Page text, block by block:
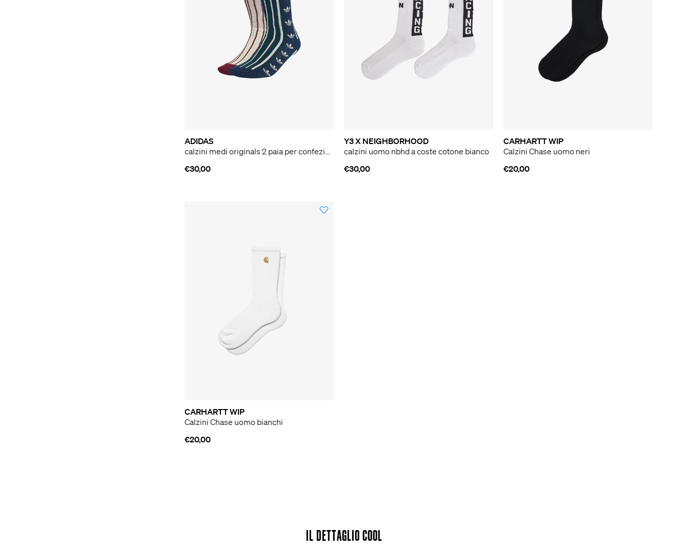
ADIDAS
€30,00
Y3 X NEIGHBORHOOD
calzini uomo nbhd a coste cotone bianco
€30,00
CARHARTT WIP
Calzini Chase uomo neri
€20,00
CARHARTT WIP
Calzini Chase uomo bianchi
€20,00
IL DETTAGLIO COOL